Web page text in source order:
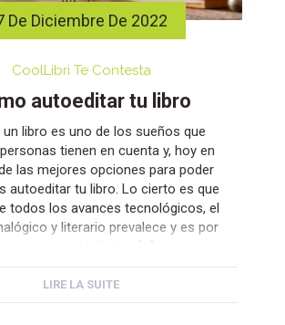
De Diciembre De 2022
CoolLibri Te Contesta
autoeditar tu libro
un libro es uno de los sueños que
tienen en cuenta y, hoy en
las mejores opciones para poder
autoeditar tu libro. Lo cierto es que
todos los avances tecnológicos, el
y literario prevalece y es por
LIRE LA SUITE